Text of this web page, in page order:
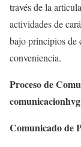
través de la
actividades de
bajo principios de
conveniencia.
Proceso de
Comunicado de